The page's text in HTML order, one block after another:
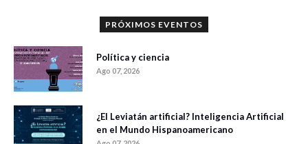
PRÓXIMOS EVENTOS
Política y ciencia
Ago 07, 2026
¿El Leviatán artificial? Inteligencia Artificial
en el Mundo Hispanoamericano